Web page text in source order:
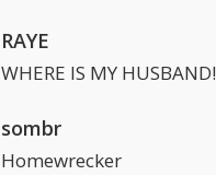
RAYE
WHERE IS MY HUSBAND!
sombr
Homewrecker